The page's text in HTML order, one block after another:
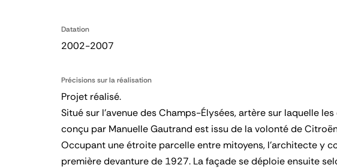
Datation
2002-2007
Précisions sur la réalisation
Projet réalisé.
Situé sur l’avenue des Champs-Élysées, artère sur laquelle
conçu par Manuelle Gautrand est issu de la volonté de
Occupant une étroite parcelle entre mitoyens, l’architecte y
première devanture de 1927. La façade se déploie ensuite